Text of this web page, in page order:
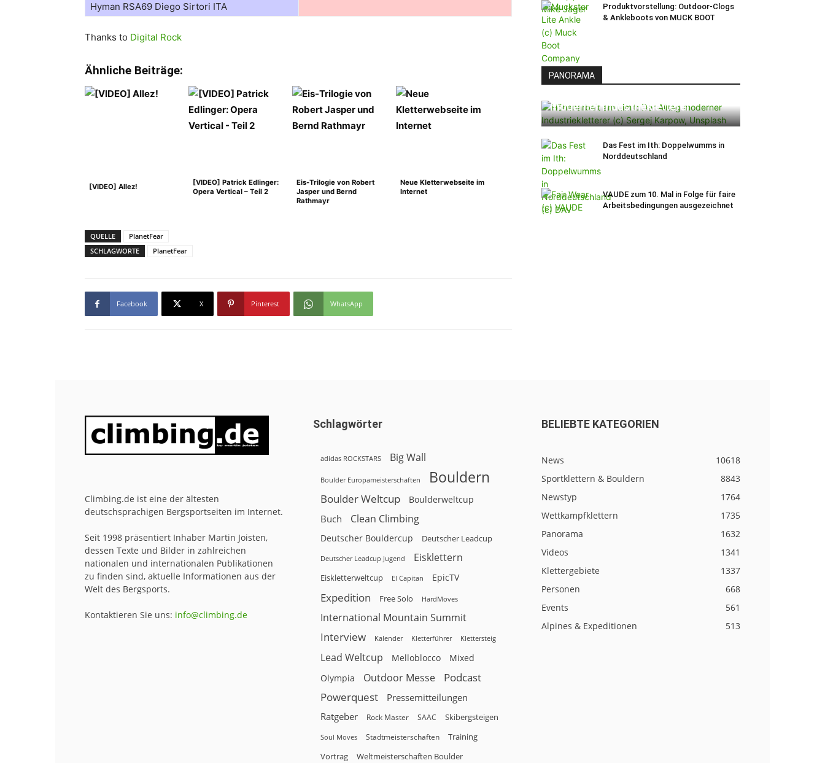
Hyman RSA69 Diego Sirtori ITA
Thanks to Digital Rock
Ähnliche Beiträge:
[VIDEO] Allez!
[VIDEO] Patrick Edlinger:
Opera Vertical – Teil 2
Eis-Trilogie von Robert
Jasper und Bernd
Rathmayr
Neue Kletterwebseite im
Internet
QUELLE
PlanetFear
SCHLAGWORTE
PlanetFear
Facebook X Pinterest WhatsApp
Produktvorstellung: Outdoor-Clogs
& Ankleboots von MUCK BOOT
PANORAMA
moderner Industriekletterer
Das Fest im Ith: Doppelwumms in
Norddeutschland
VAUDE zum 10. Mal in Folge für faire
Arbeitsbedingungen ausgezeichnet
Climbing.de ist eine der ältesten
deutschsprachigen Bergsportseiten im Internet.
Seit 1998 präsentiert Inhaber Martin Joisten,
dessen Texte und Bilder in zahlreichen
nationalen und internationalen Publikationen
zu finden sind, aktuelle Informationen aus der
Welt des Bergsports.
Kontaktieren Sie uns: info@climbing.de
Schlagwörter
adidas ROCKSTARS Big Wall
Boulder Europameisterschaften Bouldern
Boulder Weltcup Boulderweltcup
Buch Clean Climbing
Deutscher Bouldercup Deutscher Leadcup
Deutscher Leadcup Jugend Eisklettern
Eiskletterweltcup El Capitan EpicTV
Expedition Free Solo HardMoves
International Mountain Summit
Interview Kalender Kletterführer Klettersteig
Lead Weltcup Melloblocco Mixed
Olympia Outdoor Messe
Podcast
Powerquest
Pressemitteilungen
Ratgeber Rock Master SAAC Skibergsteigen
Soul Moves Stadtmeisterschaften
Training
Vortrag
Weltmeisterschaften Boulder
BELIEBTE KATEGORIEN
News
10618
Sportklettern & Bouldern
8843
Newstyp
1764
Wettkampfklettern
1735
Panorama
1632
Videos
1341
Klettergebiete
1337
Personen
668
Events
561
Alpines & Expeditionen
513